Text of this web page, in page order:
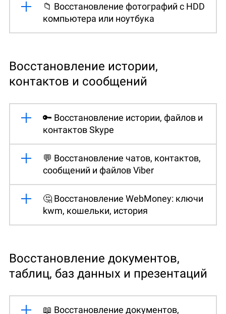
📁 Восстановление фотографий с HDD
компьютера или ноутбука
Восстановление истории,
контактов и сообщений
🔑 Восстановление истории, файлов и
контактов Skype
💬 Восстановление чатов, контактов,
сообщений и файлов Viber
🤔 Восстановление WebMoney: ключи
kwm, кошельки, история
Восстановление документов,
таблиц, баз данных и презентаций
📖 Восстановление документов,